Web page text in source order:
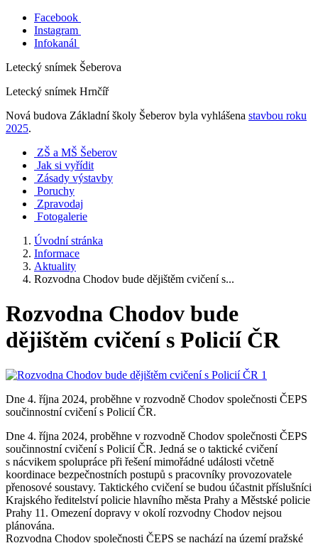
Facebook
Instagram
Infokanál
Letecký snímek Šeberova
Letecký snímek Hrnčíř
Nová budova Základní školy Šeberov byla vyhlášena stavbou roku
2025.
ZŠ a MŠ Šeberov
Jak si vyřídit
Zásady výstavby
Poruchy
Zpravodaj
Fotogalerie
Úvodní stránka
Informace
Aktuality
Rozvodna Chodov bude dějištěm cvičení s...
Rozvodna Chodov bude
dějištěm cvičení s Policií ČR
Dne 4. října 2024, proběhne v rozvodně Chodov společnosti ČEPS
součinnostní cvičení s Policií ČR.
Dne 4. října 2024, proběhne v rozvodně Chodov společnosti ČEPS
součinnostní cvičení s Policií ČR. Jedná se o taktické cvičení
s nácvikem spolupráce při řešení mimořádné události včetně
koordinace bezpečnostních postupů s pracovníky provozovatele
přenosové soustavy. Taktického cvičení se budou účastnit příslušníci
Krajského ředitelství policie hlavního města Prahy a Městské policie
Prahy 11. Omezení dopravy v okolí rozvodny Chodov nejsou
plánována.
Rozvodna Chodov společnosti ČEPS se nachází na území pražské